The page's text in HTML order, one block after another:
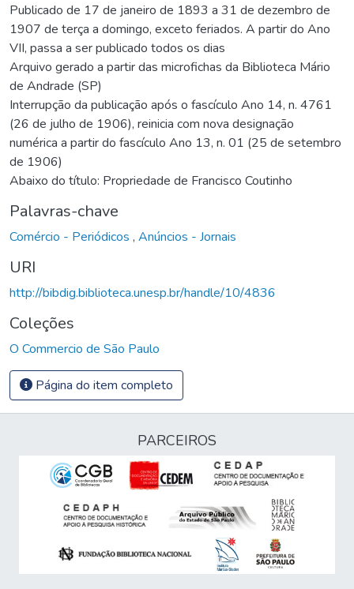
Publicado de 17 de janeiro de 1893 a 31 de dezembro de
1907 de terça a domingo, exceto feriados. A partir do Ano
VII, passa a ser publicado todos os dias
Arquivo gerado a partir das microfichas da Biblioteca Mário
de Andrade (SP)
Interrupção da publicação após o fascículo Ano 14, n. 4761
(26 de julho de 1906), reinicia com nova designação
numérica a partir do fascículo Ano 13, n. 01 (25 de setembro
de 1906)
Abaixo do título: Propriedade de Francisco Coutinho
Palavras-chave
Comércio - Periódicos , Anúncios - Jornais
URI
http://bibdig.biblioteca.unesp.br/handle/10/4836
Coleções
O Commercio de São Paulo
Página do item completo
PARCEIROS